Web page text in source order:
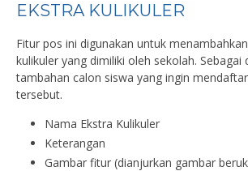
EKSTRA KULIKULER
Fitur pos ini digunakan untuk
kulikuler yang dimiliki oleh sekolah. Sebagai
tambahan calon siswa yang ingin
tersebut.
Nama Ekstra Kulikuler
Keterangan
Gambar fitur (dianjurkan gambar